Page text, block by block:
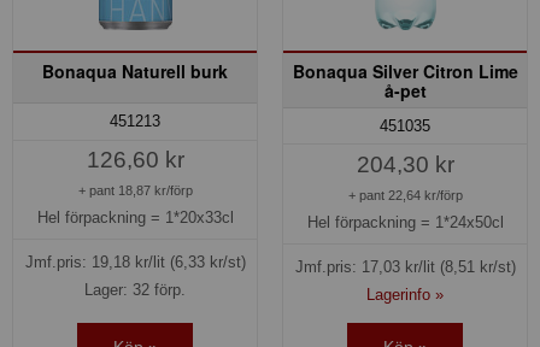
Bonaqua Naturell burk
451213
126,60 kr
+ pant 18,87 kr/förp
Hel förpackning = 1*20x33cl
Jmf.pris: 19,18kr/lit (6,33 kr/st)
Lager: 32 förp.
Bonaqua Silver Citron Lime
å-pet
451035
204,30 kr
+ pant 22,64 kr/förp
Hel förpackning = 1*24x50cl
Jmf.pris: 17,03kr/lit (8,51 kr/st)
Lagerinfo »